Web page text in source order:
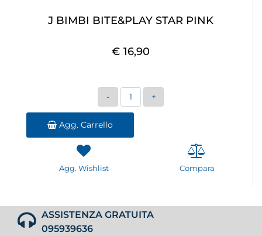
J BIMBI BITE&PLAY STAR PINK
€ 16,90
Quantità
Agg. Carrello
Agg. Wishlist Compara
ASSISTENZA GRATUITA
095939636